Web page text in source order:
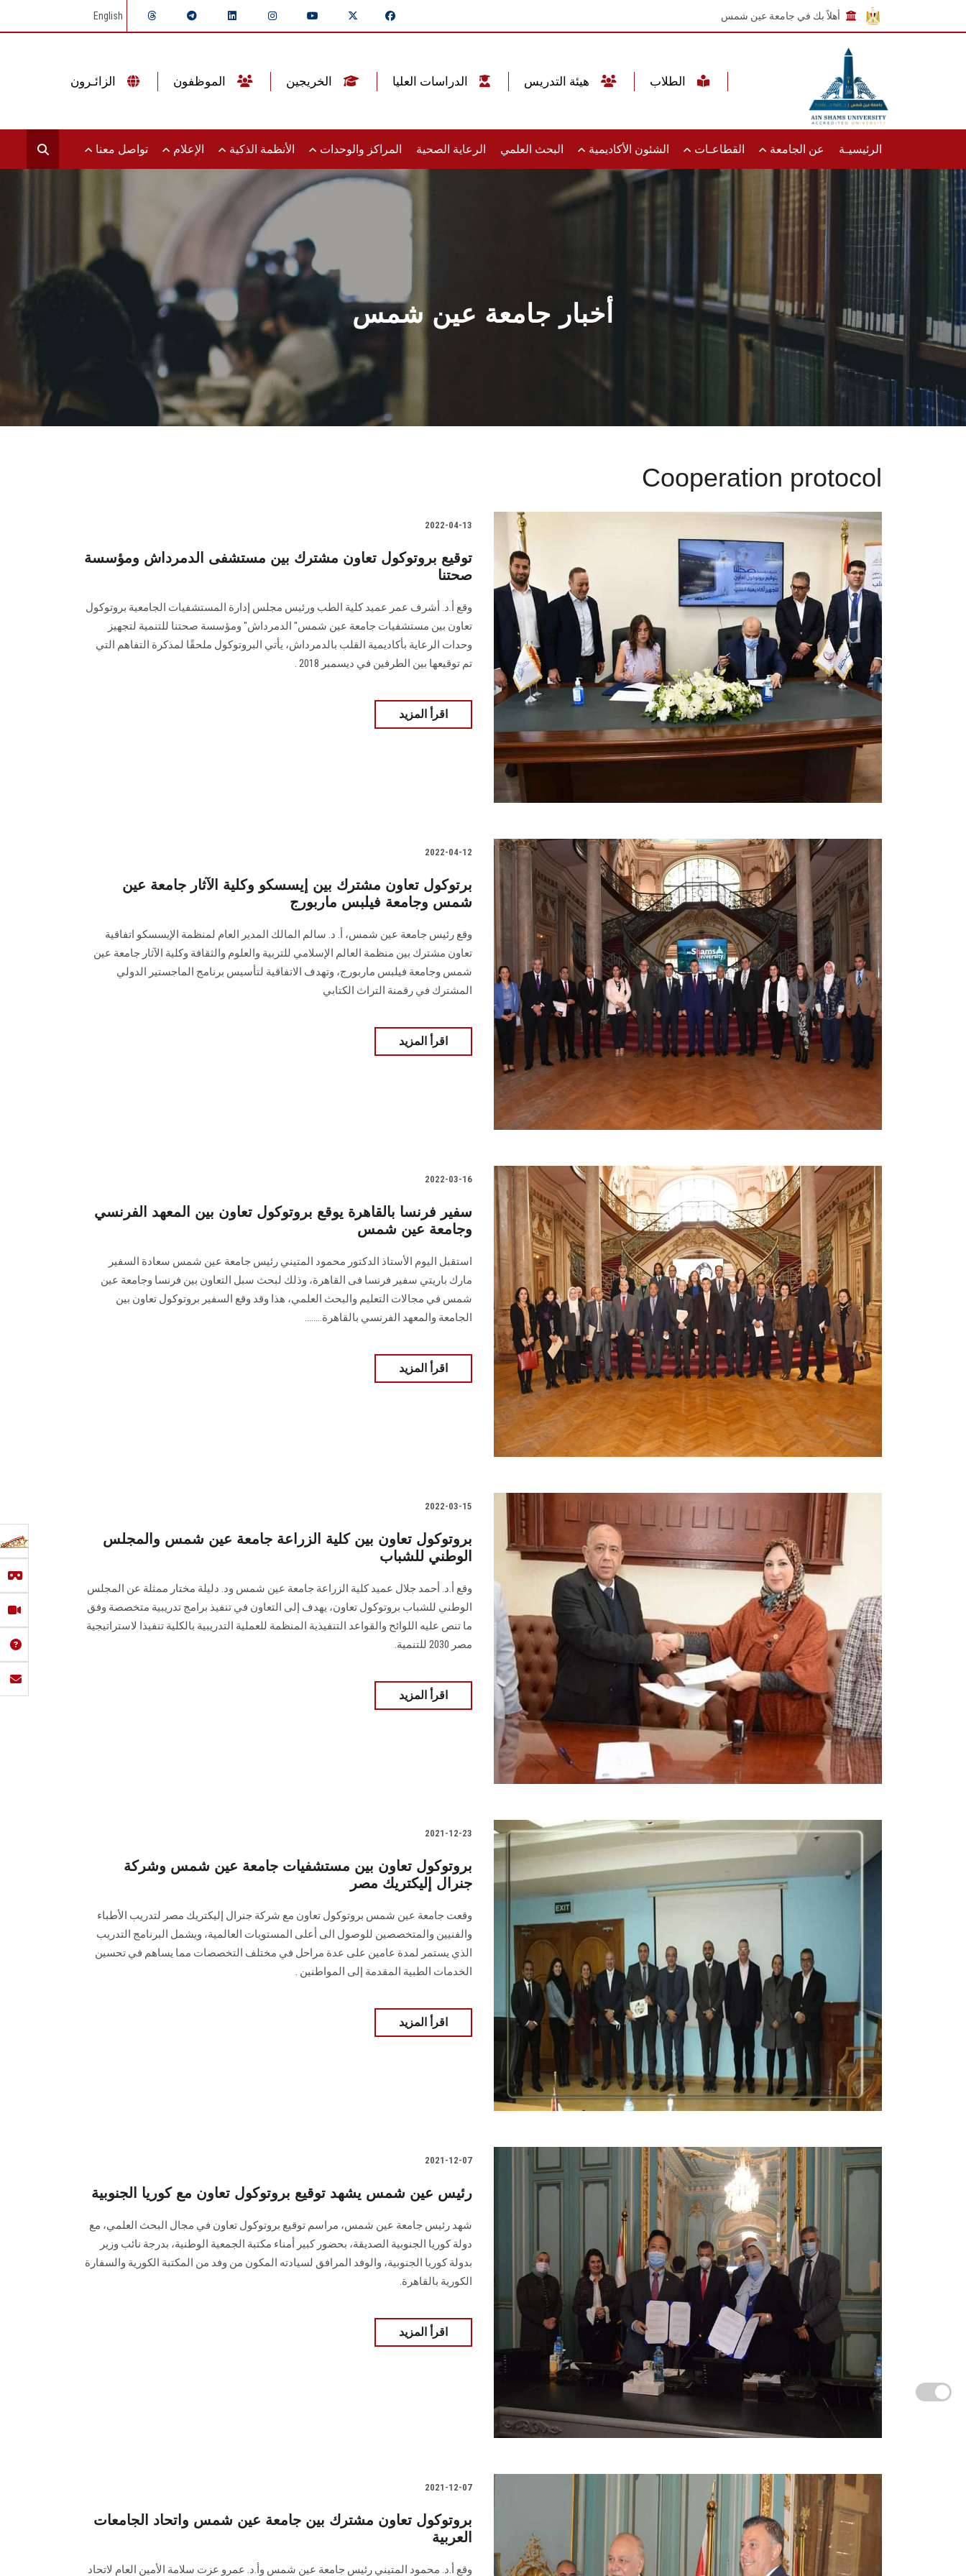
أهلاً بك في جامعة عين شمس English
الرئيسيـة عن الجامعة القطاعـات الشئون الأكاديمية البحث العلمي الرعاية الصحية المراكز والوحدات الأنظمة الذكية الإعلام تواصل معنا
أخبار جامعة عين شمس
Cooperation protocol
2022-04-13
توقيع بروتوكول تعاون مشترك بين مستشفى الدمرداش ومؤسسة
صحتنا
وقع أ.د. أشرف عمر عميد كلية الطب ورئيس مجلس إدارة المستشفيات الجامعية بروتوكول
تعاون بين مستشفيات جامعة عين شمس" الدمرداش" ومؤسسة صحتنا للتنمية لتجهيز
وحدات الرعاية بأكاديمية القلب بالدمرداش، يأتي البروتوكول ملحقًا لمذكرة التفاهم التي
تم توقيعها بين الطرفين في ديسمبر 2018 .
اقرأ المزيد
2022-04-12
برتوكول تعاون مشترك بين إيسسكو وكلية الآثار جامعة عين
شمس وجامعة فيلبس ماربورج
وقع رئيس جامعة عين شمس، أ. د. سالم المالك المدير العام لمنظمة الإيسسكو اتفاقية
تعاون مشترك بين منظمة العالم الإسلامي للتربية والعلوم والثقافة وكلية الآثار جامعة عين
شمس وجامعة فيلبس ماربورج، وتهدف الاتفاقية لتأسيس برنامج الماجستير الدولي
المشترك في رقمنة التراث الكتابي
اقرأ المزيد
2022-03-16
سفير فرنسا بالقاهرة يوقع بروتوكول تعاون بين المعهد الفرنسي
وجامعة عين شمس
استقبل اليوم الأستاذ الدكتور محمود المتيني رئيس جامعة عين شمس سعادة السفير
مارك باريتي سفير فرنسا فى القاهرة، وذلك لبحث سبل التعاون بين فرنسا وجامعة عين
شمس في مجالات التعليم والبحث العلمي، هذا وقد وقع السفير بروتوكول تعاون بين
الجامعة والمعهد الفرنسي بالقاهرة........
اقرأ المزيد
2022-03-15
بروتوكول تعاون بين كلية الزراعة جامعة عين شمس والمجلس
الوطني للشباب
وقع أ.د. أحمد جلال عميد كلية الزراعة جامعة عين شمس ود. دليلة مختار ممثلة عن المجلس
الوطني للشباب بروتوكول تعاون، يهدف إلى التعاون في تنفيذ برامج تدريبية متخصصة وفق
ما تنص عليه اللوائح والقواعد التنفيذية المنظمة للعملية التدريبية بالكلية تنفيذا لاستراتيجية
مصر 2030 للتنمية.
اقرأ المزيد
2021-12-23
بروتوكول تعاون بين مستشفيات جامعة عين شمس وشركة
جنرال إليكتريك مصر
وقعت جامعة عين شمس بروتوكول تعاون مع شركة جنرال إليكتريك مصر لتدريب الأطباء
والفنيين والمتخصصين للوصول الى أعلى المستويات العالمية، ويشمل البرنامج التدريب
الذي يستمر لمدة عامين على عدة مراحل في مختلف التخصصات مما يساهم في تحسين
الخدمات الطبية المقدمة إلى المواطنين .
اقرأ المزيد
2021-12-07
رئيس عين شمس يشهد توقيع بروتوكول تعاون مع كوريا الجنوبية
شهد رئيس جامعة عين شمس، مراسم توقيع بروتوكول تعاون في مجال البحث العلمي، مع
دولة كوريا الجنوبية الصديقة، بحضور كبير أمناء مكتبة الجمعية الوطنية، بدرجة نائب وزير
بدولة كوريا الجنوبية، والوفد المرافق لسيادته المكون من وفد من المكتبة الكورية والسفارة
الكورية بالقاهرة.
اقرأ المزيد
2021-12-07
بروتوكول تعاون مشترك بين جامعة عين شمس واتحاد الجامعات
العربية
وقع أ.د. محمود المتيني رئيس جامعة عين شمس وأ.د. عمرو عزت سلامة الأمين العام لاتحاد